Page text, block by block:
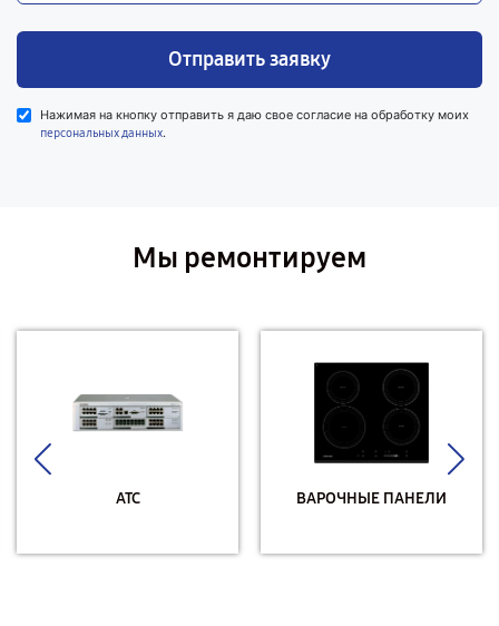
Отправить заявку
Нажимая на кнопку отправить я даю свое согласие на обработку моих
персональных данных.
Мы ремонтируем
АТС ВАРОЧНЫЕ ПАНЕЛИ